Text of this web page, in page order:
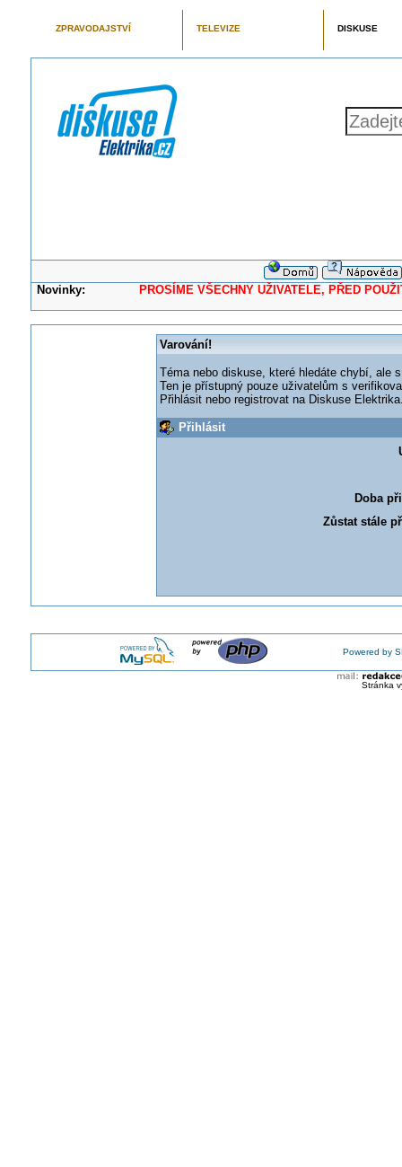
ZPRAVODAJSTVÍ TELEVIZE DISKUSE
Novinky: PROSÍME VŠECHNY UŽIVATELE, PŘED
Varování!
Téma nebo diskuse, které hledáte chybí, ale
Ten je přístupný pouze uživatelům s
Přihlásit nebo registrovat na Diskuse
Přihlásit
Doba
Zůstat stále
Powered by
Stránka